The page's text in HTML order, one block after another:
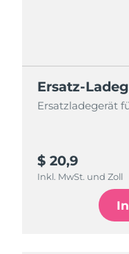
Ersatz-
Ersatzladegerät
$ 20,9
Inkl. MwSt. und Zoll